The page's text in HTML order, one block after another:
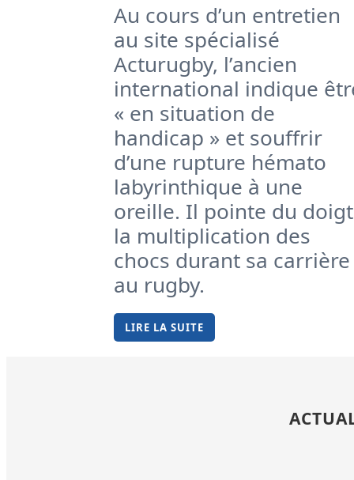
Au cours d’un entretien
au site spécialisé
Acturugby, l’ancien
international indique
« en situation de
handicap » et souffrir
d’une rupture hémato
labyrinthique à une
oreille. Il pointe du doigt
la multiplication des
chocs durant sa carrière
au rugby.
LIRE LA SUITE